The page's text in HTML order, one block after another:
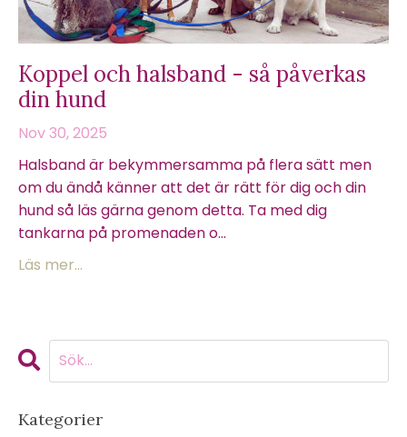
Koppel och halsband - så påverkas
din hund
Nov 30, 2025
Halsband är bekymmersamma på flera sätt men
om du ändå känner att det är rätt för dig och din
hund så läs gärna genom detta. Ta med dig
tankarna på promenaden o...
Läs mer...
Kategorier